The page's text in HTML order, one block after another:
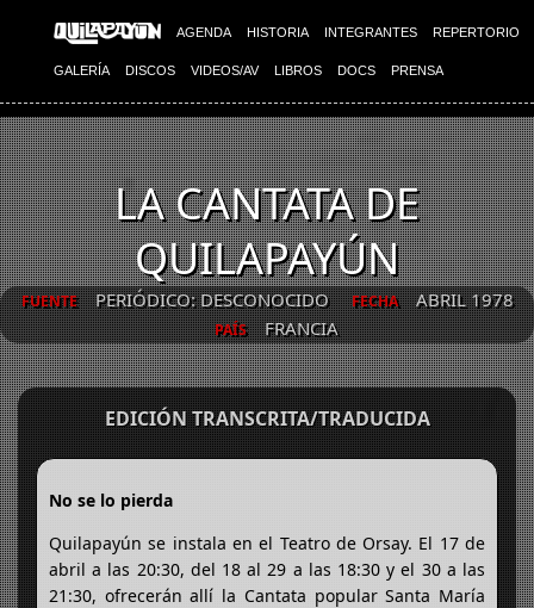
AGENDA HISTORIA INTEGRANTES REPERTORIO
GALERÍA DISCOS VIDEOS/AV LIBROS DOCS PRENSA
LA CANTATA DE
QUILAPAYÚN
FUENTE PERIÓDICO: DESCONOCIDO FECHA ABRIL 1978
PAÍS FRANCIA
EDICIÓN TRANSCRITA/TRADUCIDA
No se lo pierda
Quilapayún se instala en el Teatro de Orsay. El 17 de
abril a las 20:30, del 18 al 29 a las 18:30 y el 30 a las
21:30, ofrecerán allí la Cantata popular Santa María